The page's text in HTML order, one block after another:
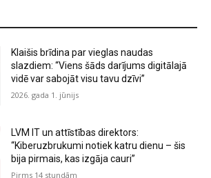
Klaišis brīdina par vieglas naudas
slazdiem: “Viens šāds darījums digitālajā
vidē var sabojāt visu tavu dzīvi”
2026. gada 1. jūnijs
LVM IT un attīstības direktors:
“Kiberuzbrukumi notiek katru dienu – šis
bija pirmais, kas izgāja cauri”
Pirms 14 stundām